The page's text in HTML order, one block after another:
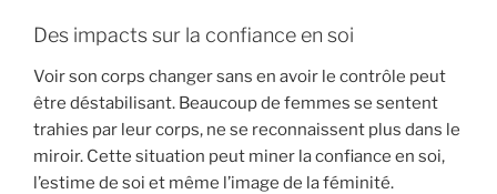
Des impacts sur la confiance en soi
Voir son corps changer sans en avoir le contrôle peut
être déstabilisant. Beaucoup de femmes se sentent
trahies par leur corps, ne se reconnaissent plus dans le
miroir. Cette situation peut miner la confiance en soi,
l’estime de soi et même l’image de la féminité.